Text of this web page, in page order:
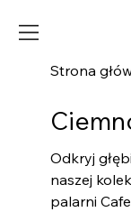
Strona
Odkryj
naszej
palarni